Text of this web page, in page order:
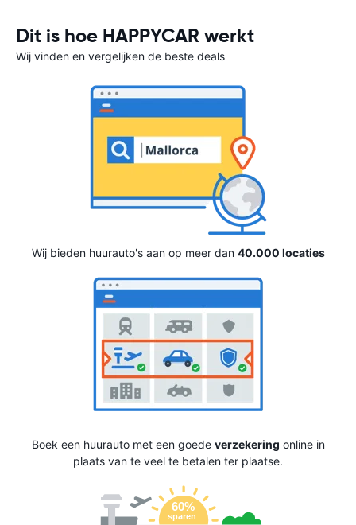
Dit is hoe HAPPYCAR werkt
Wij vinden en vergelijken de beste deals
Wij bieden huurauto's aan op meer dan 40.000 locaties
Boek een huurauto met een goede verzekering online in
plaats van te veel te betalen ter plaatse.